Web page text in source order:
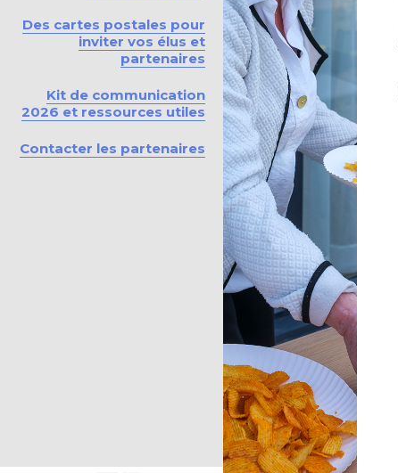
Des cartes postales pour
inviter vos élus et
partenaires
Kit de communication
2026 et ressources utiles
Contacter les partenaires